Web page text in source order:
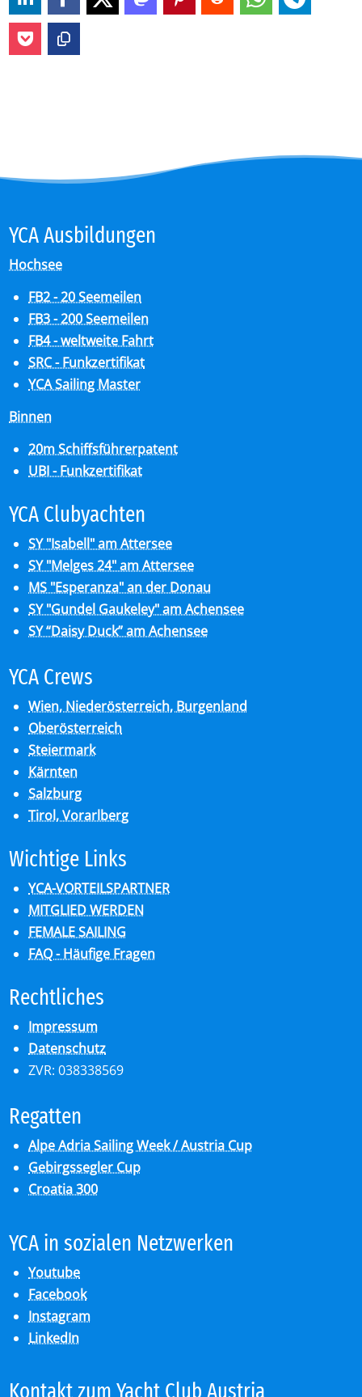
YCA Aus­bil­dun­gen
Hochsee
FB2 - 20 Seemeilen
FB3 - 200 Seemeilen
FB4 - weltweite Fahrt
SRC - Funkzertifikat
YCA Sailing Master
Binnen
20m Schiffsführerpatent
UBI - Funkzertifikat
YCA Club­y­ach­ten
SY "Isabell" am Attersee
SY "Melges 24" am Attersee
MS "Esperanza" an der Donau
SY "Gundel Gaukeley" am Achensee
SY “Daisy Duck” am Achensee
YCA Crews
Wien, Niederösterreich, Burgenland
Oberösterreich
Steiermark
Kärnten
Salzburg
Tirol, Vorarlberg
Wich­ti­ge Links
YCA-VORTEILSPARTNER
MITGLIED WERDEN
FEMALE SAILING
FAQ - Häufige Fragen
Recht­li­ches
Impressum
Datenschutz
ZVR: 038338569
Re­gat­ten
Alpe Adria Sailing Week / Austria Cup
Gebirgssegler Cup
Croatia 300
YCA in so­zia­len Netz­wer­ken
Youtube
Facebook
Instagram
LinkedIn
Kon­takt zum Yacht Club Aus­tria